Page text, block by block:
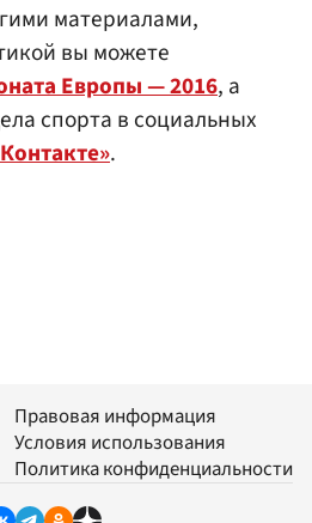
материалами,
вы можете
Европы — 2016, а
спорта в социальных
.
Правовая информация
Условия использования
Политика конфиденциальности